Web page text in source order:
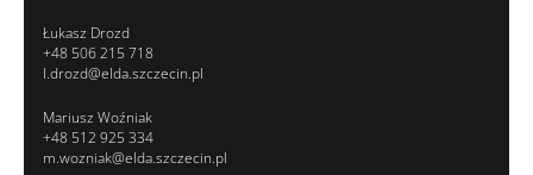
Łukasz Drozd
+48 506 215 718
l.drozd@elda.szczecin.pl
Mariusz Woźniak
+48 512 925 334
m.wozniak@elda.szczecin.pl